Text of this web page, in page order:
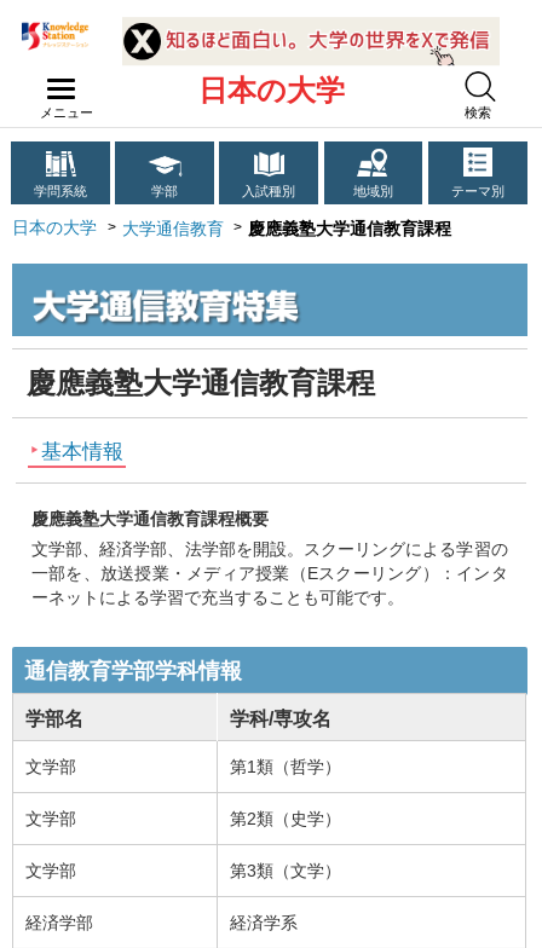
メニュー
日本の大学
検索
学問系統 学部 入試種別 地域別 テーマ別
日本の大学 大学通信教育 慶應義塾大学通信教育課程
慶應義塾大学通信教育課程
基本情報
慶應義塾大学通信教育課程概要
文学部、経済学部、法学部を開設。スクーリングによる学習の
一部を、放送授業・メディア授業（Eスクーリング）：インタ
ーネットによる学習で充当することも可能です。
通信教育学部学科情報
学部名 学科/専攻名
文学部 第1類（哲学）
文学部 第2類（史学）
文学部 第3類（文学）
経済学部 経済学系